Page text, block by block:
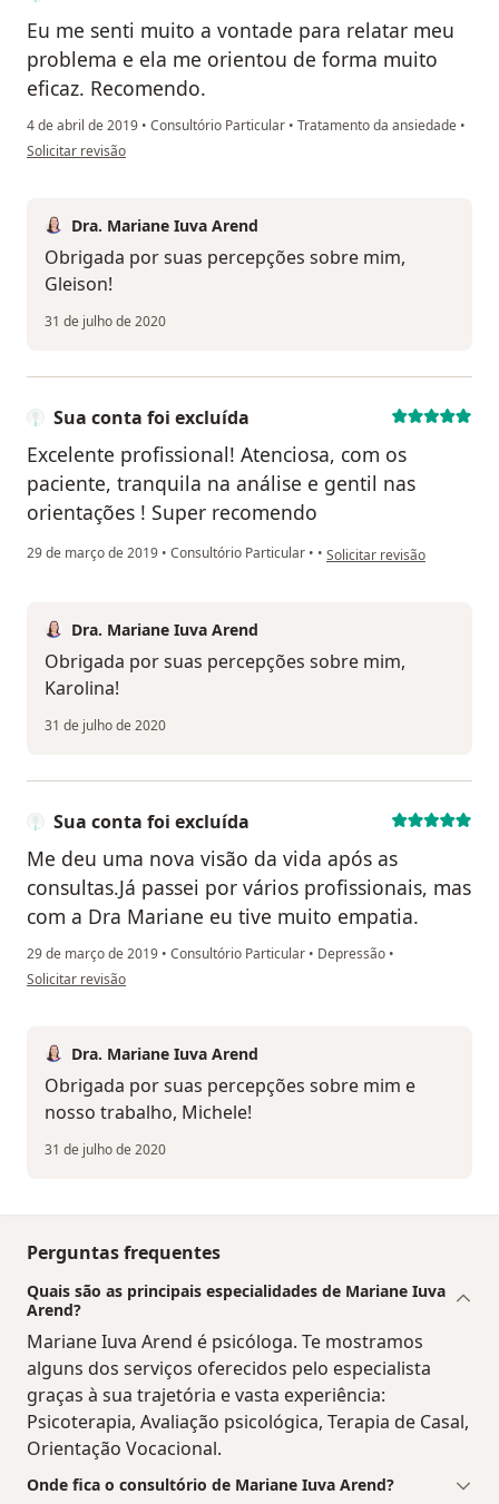
Eu me senti muito a vontade para relatar meu
problema e ela me orientou de forma muito
eficaz. Recomendo.
4 de abril de 2019 • Consultório Particular • Tratamento da ansiedade •
na opinião do utilizador Sua conta foi excluída
Solicitar revisão
Dra. Mariane Iuva Arend
Obrigada por suas percepções sobre mim,
Gleison!
31 de julho de 2020
Sua conta foi excluída
Excelente profissional! Atenciosa, com os
paciente, tranquila na análise e gentil nas
orientações ! Super recomendo
29 de março de 2019 • Consultório Particular • • na opinião do utilizador
Solicitar revisão
Dra. Mariane Iuva Arend
Obrigada por suas percepções sobre mim,
Karolina!
31 de julho de 2020
Sua conta foi excluída
Me deu uma nova visão da vida após as
consultas.Já passei por vários profissionais, mas
com a Dra Mariane eu tive muito empatia.
29 de março de 2019 • Consultório Particular • Depressão •
na opinião do utilizador Sua conta foi excluída
Solicitar revisão
Dra. Mariane Iuva Arend
Obrigada por suas percepções sobre mim e
nosso trabalho, Michele!
31 de julho de 2020
Perguntas frequentes
Quais são as principais especialidades de Mariane Iuva
Arend?
Mariane Iuva Arend é psicóloga. Te mostramos
alguns dos serviços oferecidos pelo especialista
graças à sua trajetória e vasta experiência:
Psicoterapia, Avaliação psicológica, Terapia de Casal,
Orientação Vocacional.
Onde fica o consultório de Mariane Iuva Arend?